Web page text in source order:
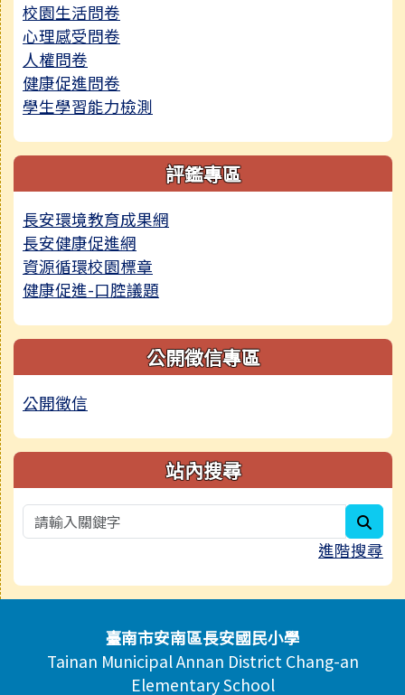
校園生活問卷
心理感受問卷
人權問卷
健康促進問卷
學生學習能力檢測
評鑑專區
長安環境教育成果網
長安健康促進網
資源循環校園標章
健康促進-口腔議題
公開徵信專區
公開徵信
站內搜尋
進階搜尋
頁尾區域內容臺南市安南區長安國民小學
Tainan Municipal Annan District Chang-an
Elementary School